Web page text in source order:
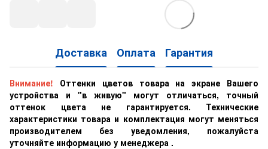
Доставка Оплата Гарантия
Внимание!
Оттенки цветов товара на экране Вашего
устройства и "в живую" могут отличаться, точный
оттенок цвета не гарантируется. Технические
характеристики товара и комплектация могут меняться
производителем без уведомления, пожалуйста
уточняйте информацию у менеджера .